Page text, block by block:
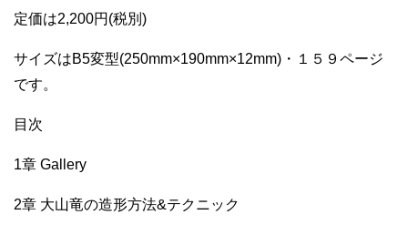
定価は2,200円(税別)
サイズはB5変型(250mm×190mm×12mm)・１５９ページ
です。
目次
1章 Gallery
2章 大山竜の造形方法&テクニック